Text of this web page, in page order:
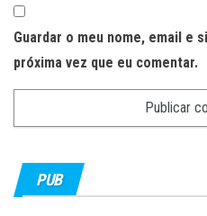
Guardar o meu nome, email e
próxima vez que eu comentar.
PUB